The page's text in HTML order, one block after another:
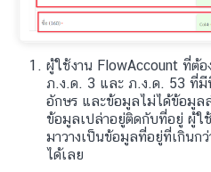
ผู้ใช้งาน FlowAccount ที่ต้อ
ภ.ง.ด. 3 และ ภ.ง.ด. 53 ที่มี
อักษร และข้อมูลไม่ได้ข้อมูล
ข้อมูลเปล่าอยู่ติดกับที่อยู่ ผู้ใ
มาวางเป็นข้อมูลที่อยู่ที่เกินก
ได้เลย